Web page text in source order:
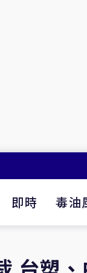
即時 毒油